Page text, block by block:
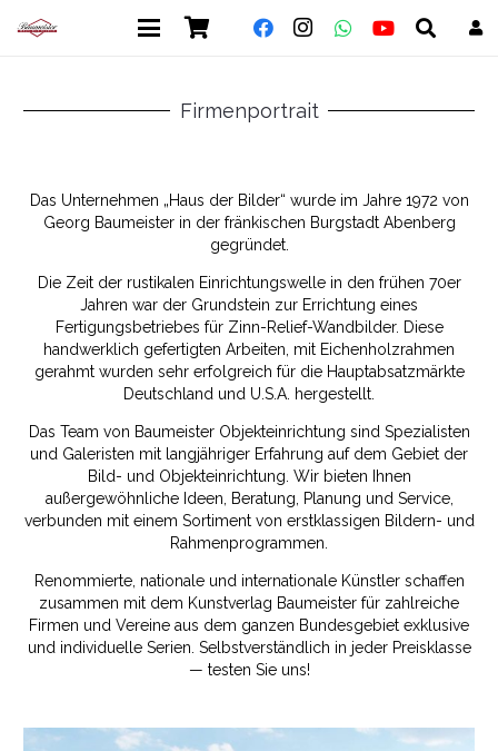
Firmenportrait
Das Unternehmen „Haus der Bilder“ wurde im Jahre 1972 von
Georg Baumeister in der fränkischen Burgstadt Abenberg
gegründet.
Die Zeit der rustikalen Einrichtungswelle in den frühen 70er
Jahren war der Grundstein zur Errichtung eines
Fertigungsbetriebes für Zinn-Relief-Wandbilder. Diese
handwerklich gefertigten Arbeiten, mit Eichenholzrahmen
gerahmt wurden sehr erfolgreich für die Hauptabsatzmärkte
Deutschland und U.S.A. hergestellt.
Das Team von Baumeister Objekteinrichtung sind Spezialisten
und Galeristen mit langjähriger Erfahrung auf dem Gebiet der
Bild- und Objekteinrichtung. Wir bieten Ihnen
außergewöhnliche Ideen, Beratung, Planung und Service,
verbunden mit einem Sortiment von erstklassigen Bildern- und
Rahmenprogrammen.
Renommierte, nationale und internationale Künstler schaffen
zusammen mit dem Kunstverlag Baumeister für zahlreiche
Firmen und Vereine aus dem ganzen Bundesgebiet exklusive
und individuelle Serien. Selbstverständlich in jeder Preisklasse
— testen Sie uns!